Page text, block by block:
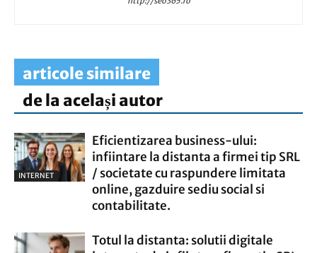
articole similare
de la același autor
INTERNET
Eficientizarea business-ului:
infiintare la distanta a firmei tip SRL
/ societate cu raspundere limitata
online, gazduire sediu social si
contabilitate.
Totul la distanta: solutii digitale